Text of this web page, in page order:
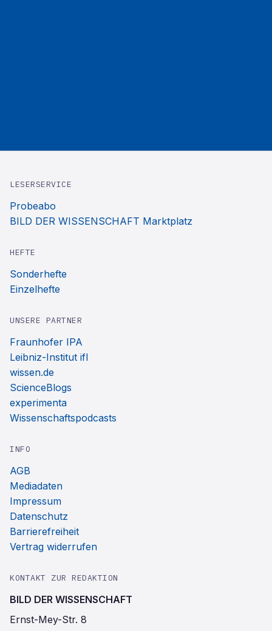
LESERSERVICE
Probeabo
BILD DER WISSENSCHAFT Marktplatz
HEFTE
Sonderhefte
Einzelhefte
UNSERE PARTNER
Fraunhofer IPA
Leibniz-Institut ifl
wissen.de
ScienceBlogs
experimenta
Wissenschaftspodcasts
INFO
AGB
Mediadaten
Impressum
Datenschutz
Barrierefreiheit
Vertrag widerrufen
KONTAKT ZUR REDAKTION
BILD DER WISSENSCHAFT
Ernst-Mey-Str. 8